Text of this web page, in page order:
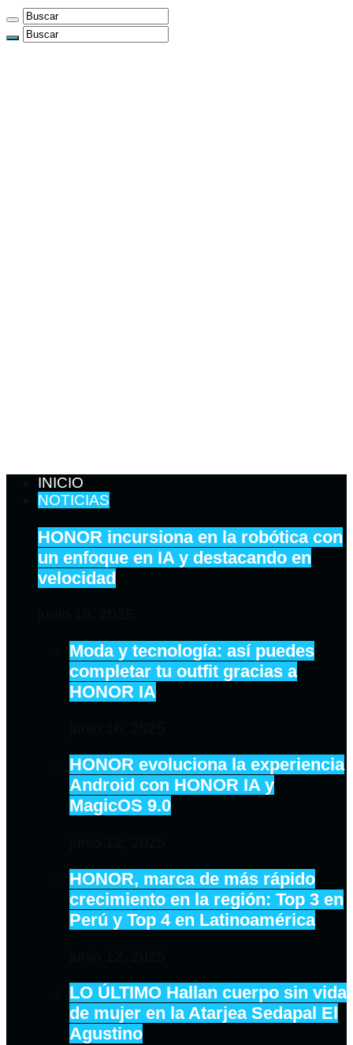
INICIO
NOTICIAS
HONOR incursiona en la robótica con
un enfoque en IA y destacando en
velocidad
Moda y tecnología: así puedes
completar tu outfit gracias a
HONOR IA
HONOR evoluciona la experiencia
Android con HONOR IA y
MagicOS 9.0
HONOR, marca de más rápido
crecimiento en la región: Top 3 en
Perú y Top 4 en Latinoamérica
LO ÚLTIMO Hallan cuerpo sin vida
de mujer en la Atarjea Sedapal El
Agustino